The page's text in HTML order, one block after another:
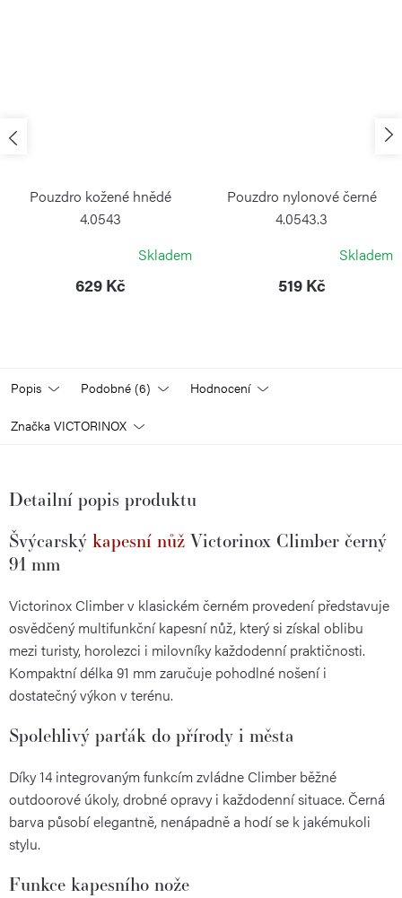
Pouzdro kožené hnědé
4.0543
Skladem
629 Kč
Pouzdro nylonové černé
4.0543.3
Skladem
519 Kč
Popis Podobné (6) Hodnocení
Značka VICTORINOX
Detailní popis produktu
Švýcarský kapesní nůž Victorinox Climber černý
91 mm
Victorinox Climber v klasickém černém provedení představuje
osvědčený multifunkční kapesní nůž, který si získal oblibu
mezi turisty, horolezci i milovníky každodenní praktičnosti.
Kompaktní délka 91 mm zaručuje pohodlné nošení i
dostatečný výkon v terénu.
Spolehlivý parťák do přírody i města
Díky 14 integrovaným funkcím zvládne Climber běžné
outdoorové úkoly, drobné opravy i každodenní situace. Černá
barva působí elegantně, nenápadně a hodí se k jakémukoli
stylu.
Funkce kapesního nože